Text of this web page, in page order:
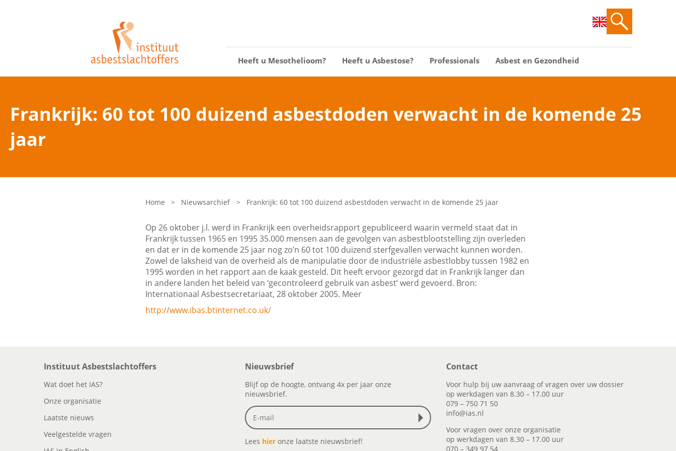
Heeft u Mesothelioom? Heeft u Asbestose? Professionals Asbest en Gezondheid
Frankrijk: 60 tot 100 duizend asbestdoden verwacht in de komende 25
jaar
Home > Nieuwsarchief > Frankrijk: 60 tot 100 duizend asbestdoden verwacht in de komende 25 jaar
Op 26 oktober j.l. werd in Frankrijk een overheidsrapport gepubliceerd waarin vermeld staat dat in
Frankrijk tussen 1965 en 1995 35.000 mensen aan de gevolgen van asbestblootstelling zijn overleden
en dat er in de komende 25 jaar nog zo’n 60 tot 100 duizend sterfgevallen verwacht kunnen worden.
Zowel de laksheid van de overheid als de manipulatie door de industriële asbestlobby tussen 1982 en
1995 worden in het rapport aan de kaak gesteld. Dit heeft ervoor gezorgd dat in Frankrijk langer dan
in andere landen het beleid van ‘gecontroleerd gebruik van asbest’ werd gevoerd. Bron:
Internationaal Asbestsecretariaat, 28 oktober 2005. Meer
http://www.ibas.btinternet.co.uk/
Instituut Asbestslachtoffers
Wat doet het IAS?
Onze organisatie
Laatste nieuws
Veelgestelde vragen
Nieuwsbrief
Blijf op de hoogte, ontvang 4x per jaar onze
nieuwsbrief.
Lees hier onze laatste nieuwsbrief!
Contact
Voor hulp bij uw aanvraag of vragen over uw dossier
op werkdagen van 8.30 – 17.00 uur
079 – 750 71 50
info@ias.nl
Voor vragen over onze organisatie
op werkdagen van 8.30 – 17.00 uur
070 – 349 97 54